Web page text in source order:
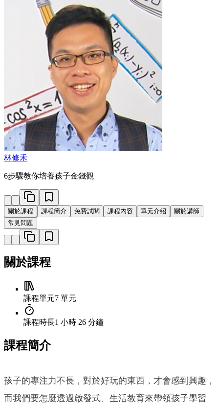
林修禾
6步驟教你培養孩子金錢觀
關於課程 課程簡介 免費試閱 課程內容 單元介紹
關於講師
常見問題
關於課程
課程單元7 單元
課程時長1 小時 26 分鐘
課程簡介
孩子的專注力不長，對於好玩的東西，才會感到興趣，
而我們要怎麼透過啟發式、生活教育來帶領孩子學習